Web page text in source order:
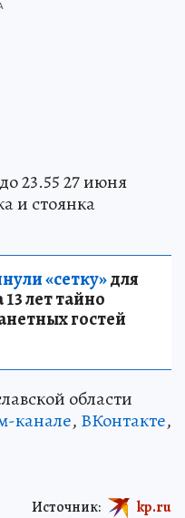
23.55 27 июня
и стоянка
«сетку»для
лет тайно
гостей
области
канале, ВКонтакте,
Источник: kp.ru